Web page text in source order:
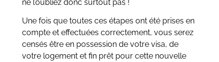
ne l’oubliez donc surtout pas !
Une fois que toutes ces étapes ont été prises en
compte et effectuées correctement, vous serez
censés être en possession de votre visa, de
votre logement et fin prêt pour cette nouvelle